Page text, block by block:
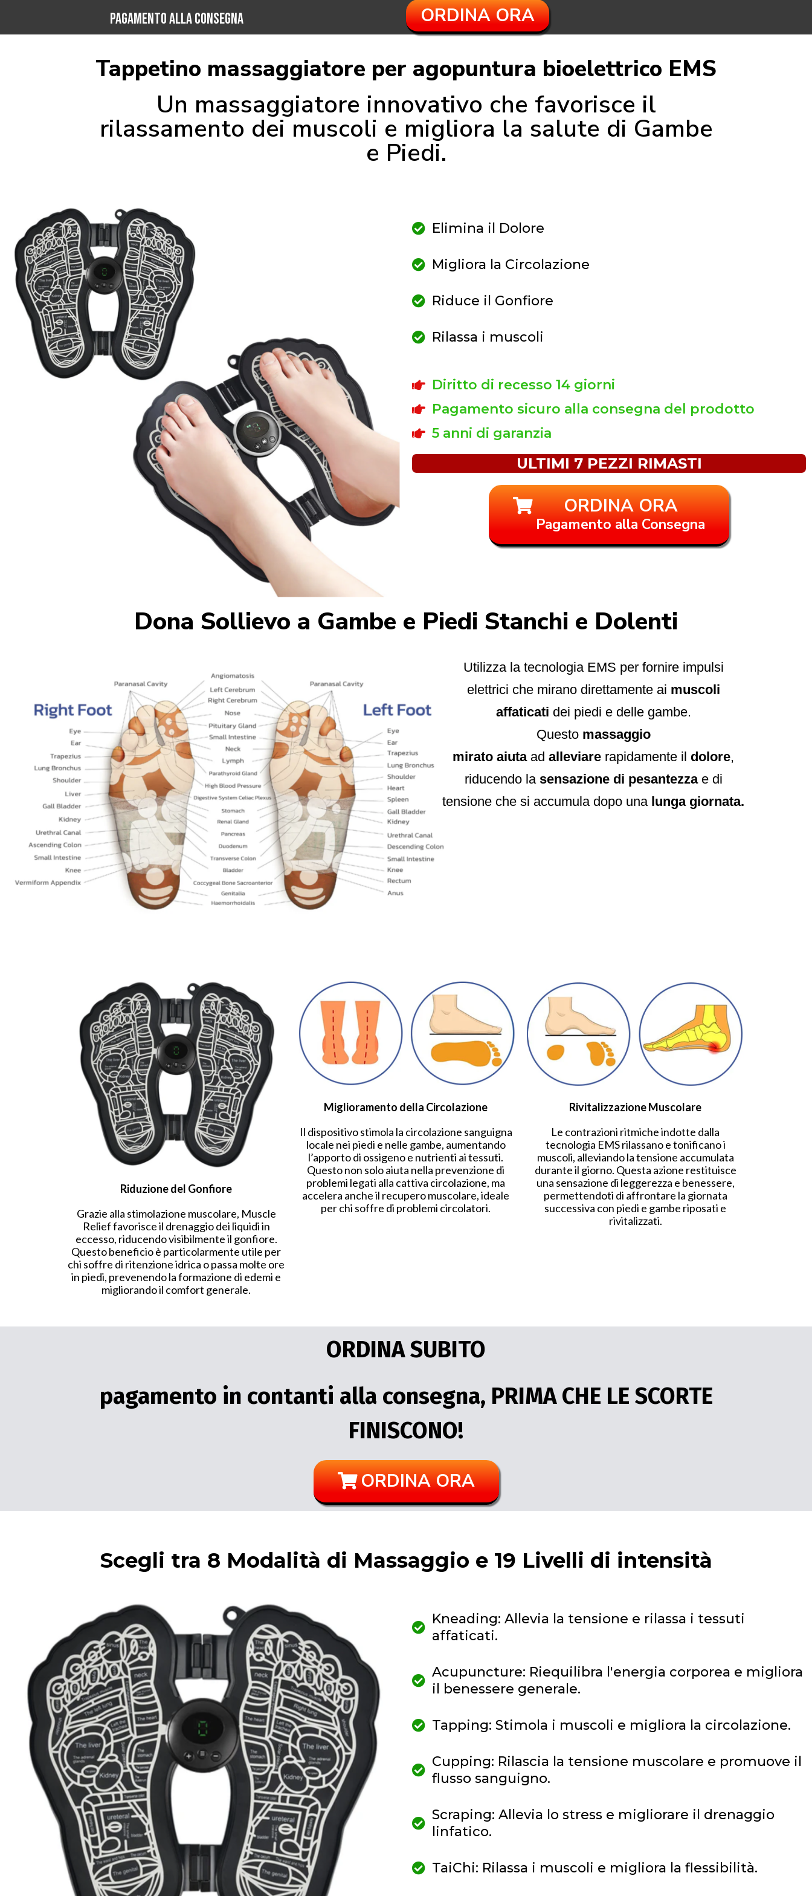
PAGAMENTO ALLA CONSEGNA ORDINA ORA
Tappetino massaggiatore per agopuntura bioelettrico EMS
Un massaggiatore innovativo che favorisce il
rilassamento dei muscoli e migliora la salute di Gambe
e Piedi.
Elimina il Dolore
Migliora la Circolazione
Riduce il Gonfiore
Rilassa i muscoli
Diritto di recesso 14 giorni
Pagamento sicuro alla consegna del prodotto
5 anni di garanzia
ULTIMI 7 PEZZI RIMASTI
ORDINA ORA
Pagamento alla Consegna
Dona Sollievo a Gambe e Piedi Stanchi e Dolenti
Utilizza la tecnologia EMS per fornire impulsi
elettrici che mirano direttamente ai muscoli
affaticati dei piedi e delle gambe.
Questo massaggio
mirato aiutaad alleviare rapidamente il dolore,
riducendo la sensazione di pesantezzae di
tensione che si accumula dopo una lunga giornata.
Riduzione del Gonfiore
Grazie alla stimolazione muscolare, Muscle
Relief favorisce il drenaggio dei liquidi in
eccesso, riducendo visibilmente il gonfiore.
Questo beneficio è particolarmente utile per
chi soffre di ritenzione idrica o passa molte ore
in piedi, prevenendo la formazione di edemi e
migliorando il comfort generale.
Miglioramento della Circolazione
Il dispositivo stimola la circolazione sanguigna
locale nei piedi e nelle gambe, aumentando
l’apporto di ossigeno e nutrienti ai tessuti.
Questo non solo aiuta nella prevenzione di
problemi legati alla cattiva circolazione, ma
accelera anche il recupero muscolare, ideale
per chi soffre di problemi circolatori.
Rivitalizzazione Muscolare
Le contrazioni ritmiche indotte dalla
tecnologia EMS rilassano e tonificano i
muscoli, alleviando la tensione accumulata
durante il giorno. Questa azione restituisce
una sensazione di leggerezza e benessere,
permettendoti di affrontare la giornata
successiva con piedi e gambe riposati e
rivitalizzati.
ORDINA SUBITO
pagamento in contanti alla consegna, PRIMA CHE LE SCORTE
FINISCONO!
ORDINA ORA
Scegli tra 8 Modalità di Massaggio e 19 Livelli di intensità
Kneading: Allevia la tensione e rilassa i tessuti
affaticati.
Acupuncture: Riequilibra l'energia corporea e migliora
il benessere generale.
Tapping: Stimola i muscoli e migliora la circolazione.
Cupping: Rilascia la tensione muscolare e promuove il
flusso sanguigno.
Scraping: Allevia lo stress e migliorare il drenaggio
linfatico.
TaiChi: Rilassa i muscoli e migliora la flessibilità.